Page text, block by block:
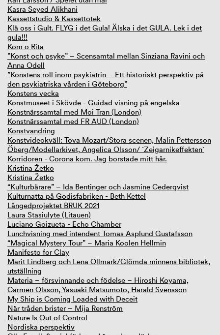
Kasra Seyed Alikhani
Kassettstudio & Kassettotek
Klä oss i Gult. FLYG i det Gula! Älska i det GULA. Lek i det
gula!!!
Kom o Rita
”Konst och psyke” – Scensamtal mellan Sinziana Ravini och
Anna Odell
”Konstens roll inom psykiatrin – Ett historiskt perspektiv på
den psykiatriska vården i Göteborg”
Konstens vecka
Konstmuseet i Skövde - Guidad visning på engelska
Konstnärssamtal med Moi Tran (London)
Konstnärssamtal med FR AUD (London)
Konstvandring
Konstvideokväll: Tova Mozart/Stora scenen, Malin Pettersson
Öberg/Modellarkivet, Angelica Olsson/ `Zeigarnikeffekten´
Korridoren - Corona kom. Jag borstade mitt hår.
Kristina Žetko
Kristina Žetko
“Kulturbärare” – Ida Bentinger och Jasmine Cederqvist
Kulturnatta på Godisfabriken - Beth Kettel
Långedprojektet BRUK 2021
Laura Stasiulyte (Litauen)
Luciano Goizueta - Echo Chamber
Lunchvisning med intendent Tomas Asplund Gustafsson
“Magical Mystery Tour” – Maria Koolen Hellmin
Manifesto for Clay
Marit Lindberg och Lena Ollmark/Glömda minnens bibliotek,
utställning
Materia – försvinnande och födelse – Hiroshi Koyama,
Carmen Olsson, Yasuaki Matsumoto, Harald Svensson
My Ship is Coming Loaded with Deceit
När tråden brister – Mija Renström
Nature Is Out of Control
Nordiska perspektiv